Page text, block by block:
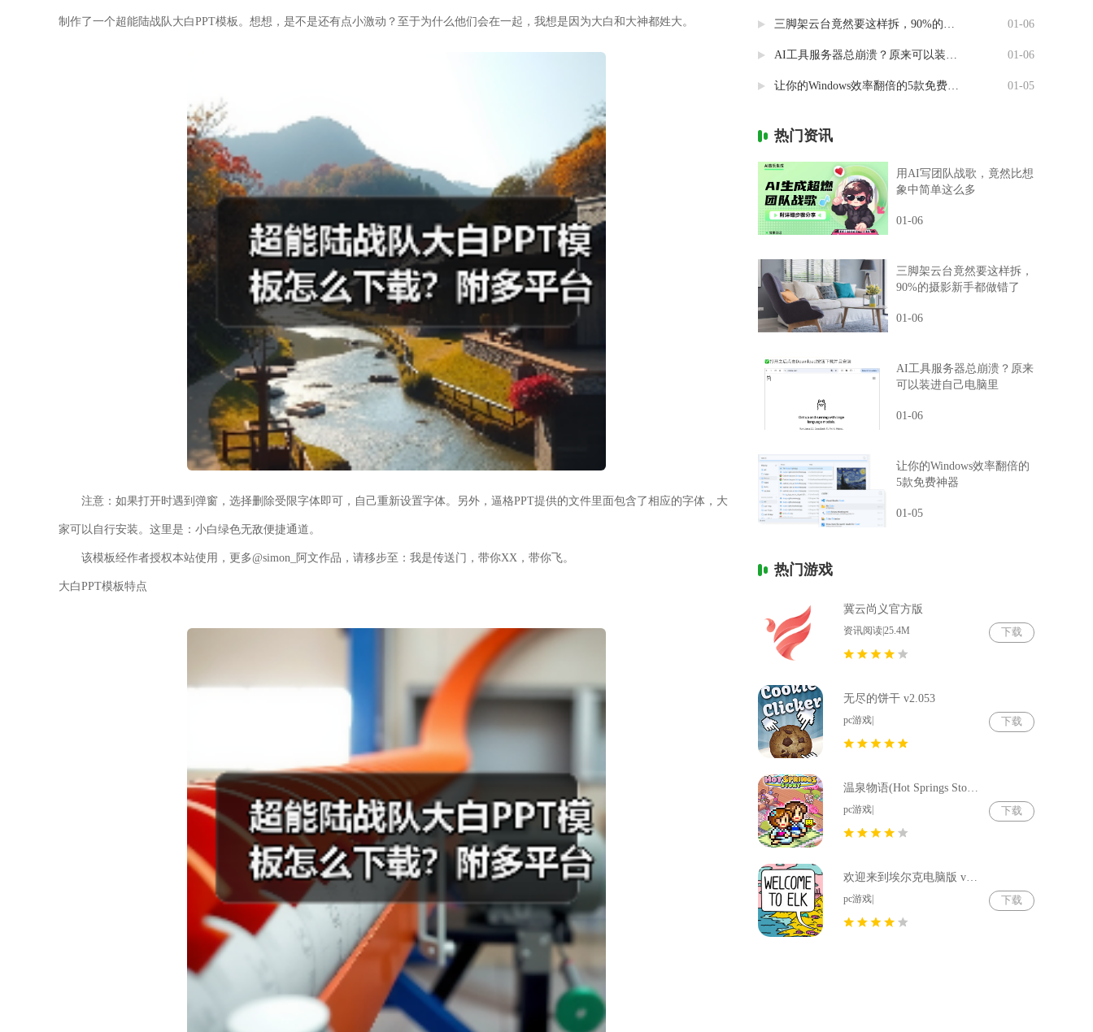
制作了一个超能陆战队大白PPT模板。想想，是不是还有点小激动？至于为什么他们会在一起，我想是因为大白和大神都姓大。
注意：如果打开时遇到弹窗，选择删除受限字体即可，自己重新设置字体。另外，逼格PPT提供的文件里面包含了相应的字体，大
家可以自行安装。这里是：小白绿色无敌便捷通道。
该模板经作者授权本站使用，更多@simon_阿文作品，请移步至：我是传送门，带你XX，带你飞。
大白PPT模板特点
三脚架云台竟然要这样拆，90%的摄影新手都做错了 01-06
AI工具服务器总崩溃？原来可以装进自己电脑里 01-06
让你的Windows效率翻倍的5款免费神器 01-05
热门资讯
用AI写团队战歌，竟然比想
象中简单这么多
01-06
三脚架云台竟然要这样拆，
90%的摄影新手都做错了
01-06
AI工具服务器总崩溃？原来
可以装进自己电脑里
01-06
让你的Windows效率翻倍的
5款免费神器
01-05
热门游戏
冀云尚义官方版
资讯阅读|25.4M 下载
无尽的饼干 v2.053
pc游戏| 下载
温泉物语(Hot Springs Story) v2.79
pc游戏| 下载
欢迎来到埃尔克电脑版 v1.22.4
pc游戏| 下载